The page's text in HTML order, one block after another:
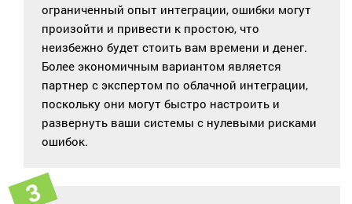
ограниченный опыт интеграции, ошибки могут
произойти и привести к простою, что
неизбежно будет стоить вам времени и денег.
Более экономичным вариантом является
партнер с экспертом по облачной интеграции,
поскольку они могут быстро настроить и
развернуть ваши системы с нулевыми рисками
ошибок.